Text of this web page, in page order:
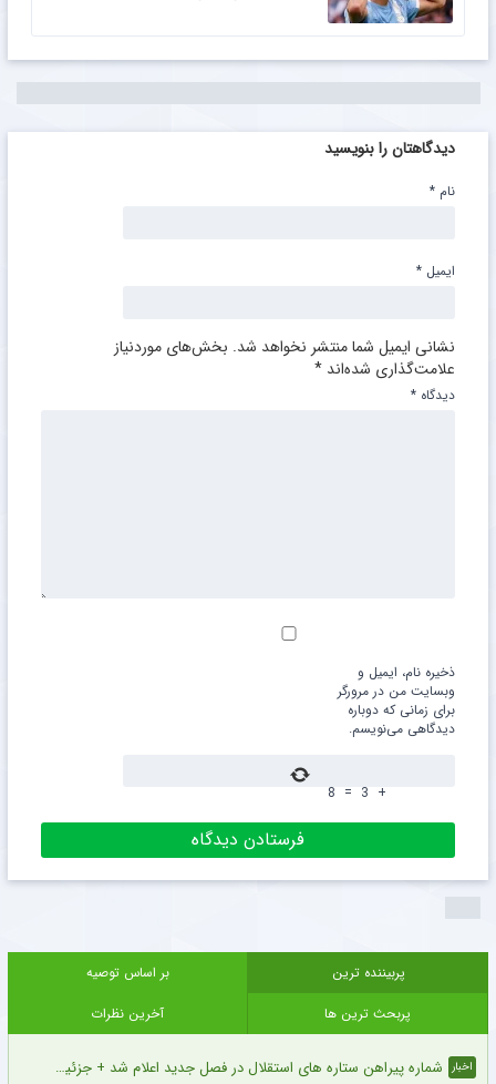
دیدگاهتان را بنویسید
نشانی ایمیل شما منتشر نخواهد شد. بخش‌های موردنیاز
علامت‌گذاری شده‌اند *
دیدگاه *
نام *
ایمیل *
ذخیره نام، ایمیل و
وبسایت من در مرورگر
برای زمانی که دوباره
دیدگاهی می‌نویسم.
+
3
=
8
پربیننده ترین
بر اساس توصیه
پربحث ترین ها
آخرین نظرات
اخبار شماره پیراهن ستاره های استقلال در فصل جدید اعلام شد + جزئیات